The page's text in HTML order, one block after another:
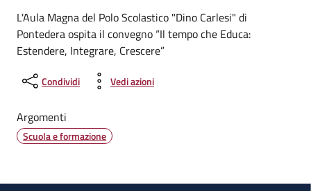
L'Aula Magna del Polo Scolastico "Dino Carlesi" di
Pontedera ospita il convegno “Il tempo che Educa:
Estendere, Integrare, Crescere”
Condividi Vedi azioni
Argomenti
Scuola e formazione